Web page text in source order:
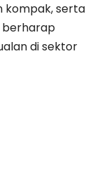
kompak, serta
berharap
di sektor